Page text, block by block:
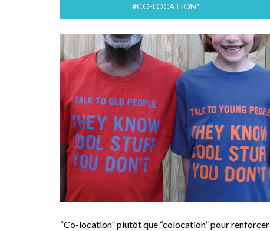
#CO-LOCATION*
“Co-location” plutôt que “colocation” pour renforcer